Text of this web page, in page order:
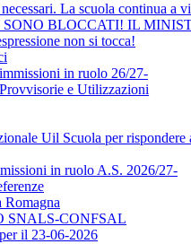
La scuola continua a
BLOCCATI! IL
non si tocca!
in ruolo 26/27-
e Utilizzazioni
Uil Scuola per rispondere
in ruolo A.S. 2026/27-
Romagna
SNALS-CONFSAL
il 23-06-2026